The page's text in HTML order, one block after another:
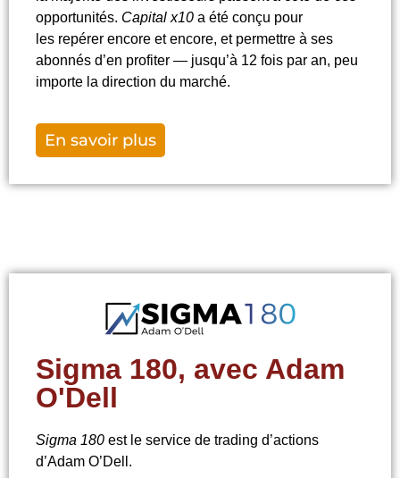
opportunités. Capital x10 a été conçu pour
les repérer encore et encore, et permettre à ses
abonnés d’en profiter — jusqu’à 12 fois par an, peu
importe la direction du marché.
En savoir plus
Sigma 180, avec Adam
O'Dell
Sigma 180 est le service de trading d’actions
d’Adam O’Dell.